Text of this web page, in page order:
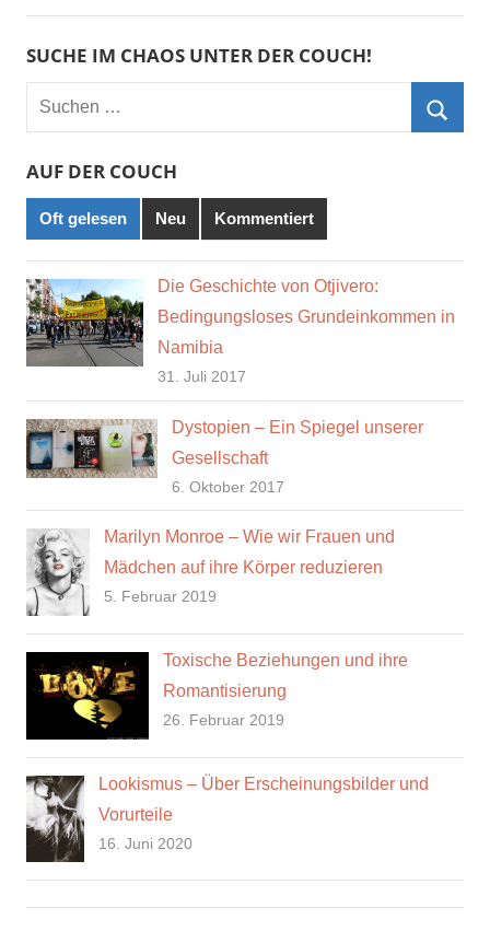
SUCHE IM CHAOS UNTER DER COUCH!
Suchen
AUF DER COUCH
Oft gelesen Neu Kommentiert
Die Geschichte von Otjivero:
Bedingungsloses Grundeinkommen in
Namibia
31. Juli 2017
Dystopien – Ein Spiegel unserer
Gesellschaft
6. Oktober 2017
Marilyn Monroe – Wie wir Frauen und
Mädchen auf ihre Körper reduzieren
5. Februar 2019
Toxische Beziehungen und ihre
Romantisierung
26. Februar 2019
Lookismus – Über Erscheinungsbilder und
Vorurteile
16. Juni 2020